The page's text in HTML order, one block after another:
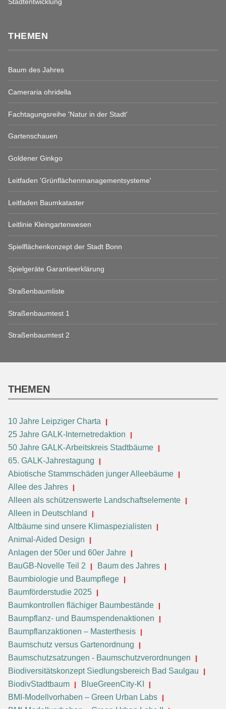
THEMEN
Baum des Jahres
Cameraria ohridella
Fachtagungsreihe 'Natur in der Stadt'
Gartenschauen
Goldener Ginkgo
Leitfaden 'Grünflächenmanagementsysteme'
Leitfaden Baumkataster
Leitlinie Kleingartenwesen
Spielflächenkonzept der Stadt Bonn
Spielgeräte Garantieerklärung
Straßenbaumliste
Straßenbaumtest 1
Straßenbaumtest 2
THEMEN
10 Jahre Leipziger Charta
25 Jahre GALK-Internetredaktion
50 Jahre GALK-Arbeitskreis Stadtbäume
65. GALK-Jahrestagung
Abiotische Stammschäden junger Alleebäume
Allee des Jahres
Alleen als schützenswerte Landschaftselemente
Alleen in Deutschland
Altbäume sind unsere Klimaspezialisten
Animal-Aided Design
Anlagen der 50er und 60er Jahre
BauGB-Novelle Teil 2
Baum des Jahres
Baumbiologie und Baumpflege
Baumförderstudie 2025
Baumkontrollen flächiger Baumbestände
Baumpflanz- und Baumspendenaktionen
Baumpflanzaktionen – Masterthesis
Baumschutz versus Gartenordnung
Baumschutzsatzungen - Baumschutzverordnungen
Biodiversitätskonzept Siedlungsbereich Bad Saulgau
BiodivStadtbaum
BlueGreenCity-KI
BMI-Modellvorhaben – Green Urban Labs